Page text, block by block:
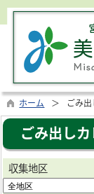
ホーム ごみ
ごみ出し
収集地区